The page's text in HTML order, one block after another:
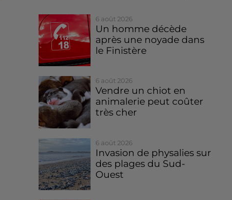
6 août 2026
Un homme décède
après une noyade dans
le Finistère
6 août 2026
Vendre un chiot en
animalerie peut coûter
très cher
6 août 2026
Invasion de physalies sur
des plages du Sud-
Ouest